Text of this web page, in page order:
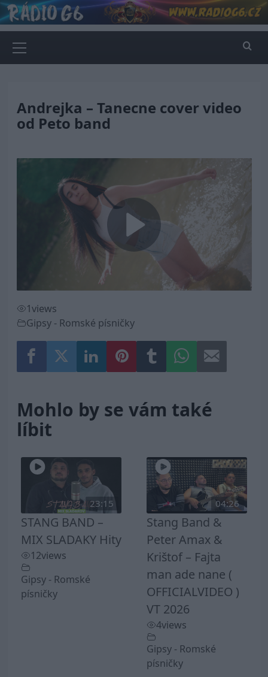
Skip
to
content
Menu
Andrejka – Tanecne cover video
od Peto band
Play
Video
1views
Gipsy - Romské písničky
Mohlo by se vám také
líbit
23:15
STANG BAND –
MIX SLADAKY Hity
12views
Gipsy - Romské
písničky
04:26
Stang Band &
Peter Amax &
Krištof – Fajta
man ade nane (
OFFICIALVIDEO )
VT 2026
4views
Gipsy - Romské
písničky